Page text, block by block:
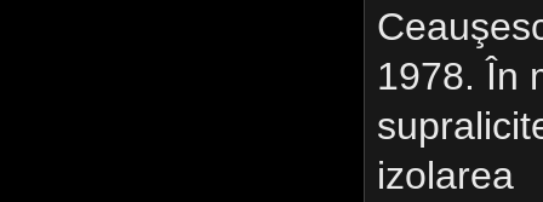
1978. În
izolarea